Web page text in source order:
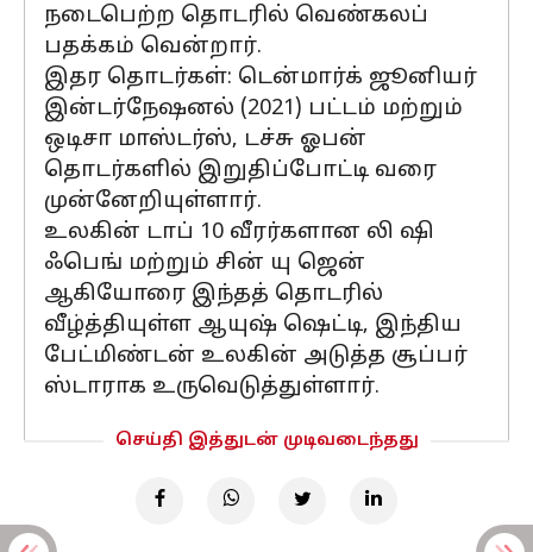
நடைபெற்ற தொடரில் வெண்கலப்
பதக்கம் வென்றார்.
இதர தொடர்கள்: டென்மார்க் ஜூனியர்
இன்டர்நேஷனல் (2021) பட்டம் மற்றும்
ஒடிசா மாஸ்டர்ஸ், டச்சு ஓபன்
தொடர்களில் இறுதிப்போட்டி வரை
முன்னேறியுள்ளார்.
உலகின் டாப் 10 வீரர்களான லி ஷி
ஃபெங் மற்றும் சின் யு ஜென்
ஆகியோரை இந்தத் தொடரில்
வீழ்த்தியுள்ள ஆயுஷ் ஷெட்டி, இந்திய
பேட்மிண்டன் உலகின் அடுத்த சூப்பர்
ஸ்டாராக உருவெடுத்துள்ளார்.
செய்தி இத்துடன் முடிவடைந்தது